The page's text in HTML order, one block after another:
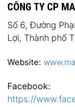
CÔNG TY CP
Số 6, Đường
Lợi, Thành phố
Website:
Facebook:
https://